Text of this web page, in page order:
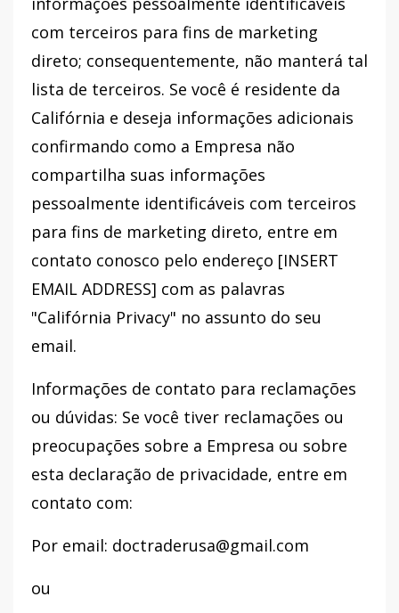
com terceiros para fins de marketing
direto; consequentemente, não manterá tal
lista de terceiros. Se você é residente da
Califórnia e deseja informações adicionais
confirmando como a Empresa não
compartilha suas informações
pessoalmente identificáveis ​​com terceiros
para fins de marketing direto, entre em
contato conosco pelo endereço [INSERT
EMAIL ADDRESS] com as palavras
"Califórnia Privacy" no assunto do seu
email.
Informações de contato para reclamações
ou dúvidas: Se você tiver reclamações ou
preocupações sobre a Empresa ou sobre
esta declaração de privacidade, entre em
contato com:
Por email: doctraderusa@gmail.com
ou